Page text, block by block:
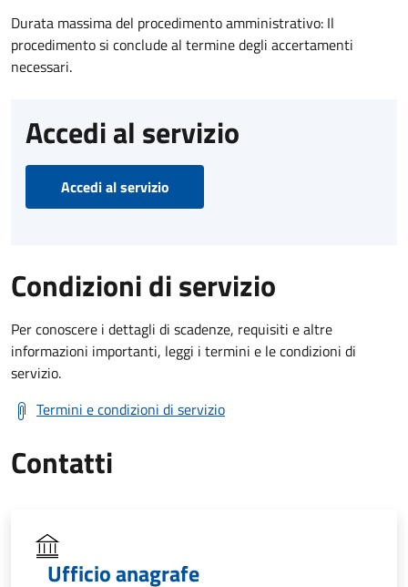
Durata massima del procedimento amministrativo: Il
procedimento si conclude al termine degli accertamenti
necessari.
Accedi al servizio
Accedi al servizio
Condizioni di servizio
Per conoscere i dettagli di scadenze, requisiti e altre
informazioni importanti, leggi i termini e le condizioni di
servizio.
Termini e condizioni di servizio
Contatti
Ufficio anagrafe